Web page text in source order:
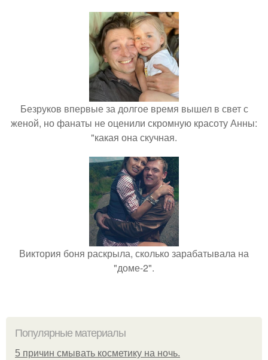
Безруков впервые за долгое время вышел в свет с
женой, но фанаты не оценили скромную красоту Анны:
"какая она скучная.
Виктория боня раскрыла, сколько зарабатывала на
"доме-2".
Популярные материалы
5 причин смывать косметику на ночь.